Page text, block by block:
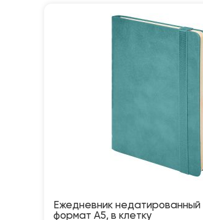
Ежедневник недатированный
формат А5, в клетку